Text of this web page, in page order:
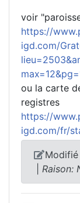
voir
https://
igd.com/
ou la carte
registres
https://
igd.com/fr/
Raison: